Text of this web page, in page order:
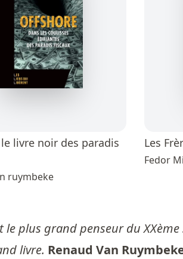
livre noir des paradis
ruymbeke
Les
Fedor
le plus grand penseur du
livre. Renaud Van